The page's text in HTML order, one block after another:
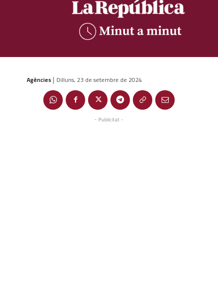
Agències | Dilluns, 23 de setembre de 2024
- Publicitat -